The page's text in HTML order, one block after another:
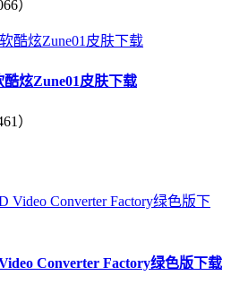
）
炫Zune01皮肤下载
）
Converter Factory绿色版下载